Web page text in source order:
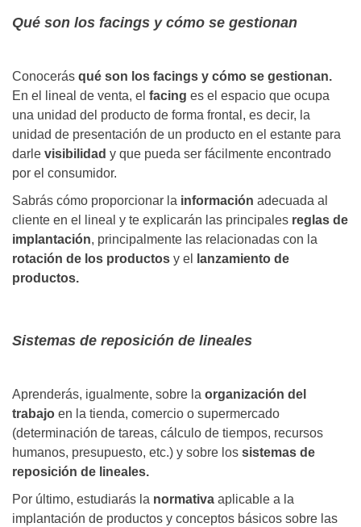
Qué son los facings y cómo se gestionan
Conocerás qué son los facings y cómo se gestionan.
En el lineal de venta, el facing es el espacio que ocupa
una unidad del producto de forma frontal, es decir, la
unidad de presentación de un producto en el estante para
darle visibilidad y que pueda ser fácilmente encontrado
por el consumidor.
Sabrás cómo proporcionar la información adecuada al
cliente en el lineal y te explicarán las principales reglas de
implantación, principalmente las relacionadas con la
rotación de los productos y el
lanzamiento de
productos.
Sistemas de reposición de lineales
Aprenderás, igualmente, sobre la organización del
trabajo en la tienda, comercio o supermercado
(determinación de tareas, cálculo de tiempos, recursos
humanos, presupuesto, etc.) y sobre los sistemas de
reposición de lineales.
Por último, estudiarás la normativa aplicable a la
implantación de productos y conceptos básicos sobre las